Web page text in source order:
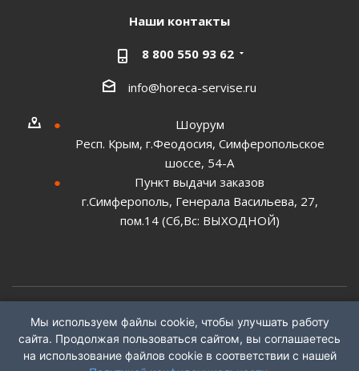
Наши контакты
8 800 550 93 62
info@horeca-servise.ru
Шоурум
Респ. Крым, г.Феодосия, Симферопольское
шоссе, 54-А
Пункт выдачи заказов
г.Симферополь, Генерала Васильева, 27,
пом.14 (Сб,Вс: ВЫХОДНОЙ)
2026 ©ГК "ХоРеКа Сервис"
Мы используем файлы cookie, чтобы улучшать работу
сайта. Продолжая пользоваться сайтом, вы соглашаетесь
на использование файлов cookie в соответствии с нашей